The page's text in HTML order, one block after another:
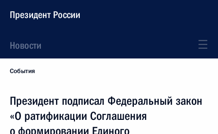
Президент России
Новости
События
Президент подписал Федеральный закон
«О ратификации Соглашения
о формировании Единого